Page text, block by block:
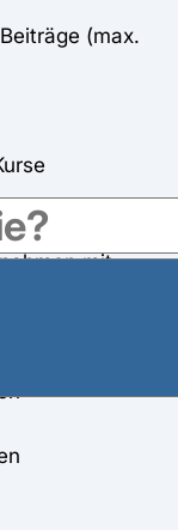
(max.
Kurse (100%)
mit